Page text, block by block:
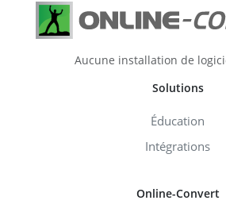
Aucune installation de
Solutions
Éducation
Intégrations
Online-Convert